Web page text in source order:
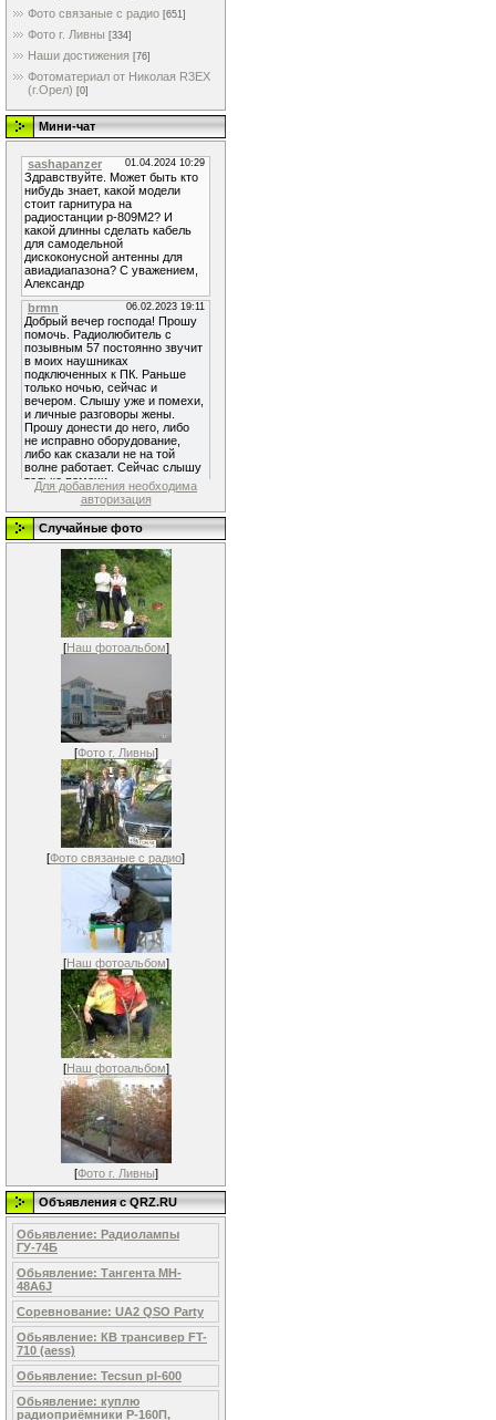
Фото связаные с радио [651]
Фото г. Ливны [334]
Наши достижения [76]
Фотоматериал от Николая R3EX
(г.Орел) [0]
Мини-чат
Для добавления необходима
авторизация
Случайные фото
[Наш фотоальбом]
[Фото г. Ливны]
[Фото связаные с радио]
[Наш фотоальбом]
[Наш фотоальбом]
[Фото г. Ливны]
Объявления c QRZ.RU
Обьявление: Радиолампы
ГУ-74Б
Обьявление: Тангента MH-
48A6J
Соревнование: UA2 QSO Party
Обьявление: КВ трансивер FT-
710 (aess)
Обьявление: Tecsun pl-600
Обьявление: куплю
радиоприёмники Р-160П,